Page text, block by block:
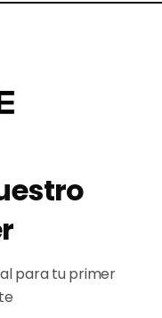
tierra natural verde
para tu primer